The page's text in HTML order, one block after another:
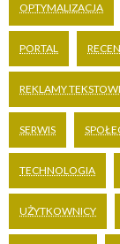
OPTYMALIZACJA
PORTAL
REKLAMY
SERWIS
TECHNOLOGIA
UŻYTKOWNICY